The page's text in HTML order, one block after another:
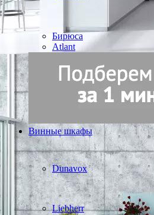
Бирюса
Atlant
Винные шкафы
Dunavox
Liebherr